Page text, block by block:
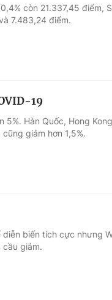
còn 21.337,45 điểm,
7.483,24 điểm.
19
Hàn Quốc, Hong
giảm hơn 1,5%.
biến tích cực nhưng
cầu giảm.